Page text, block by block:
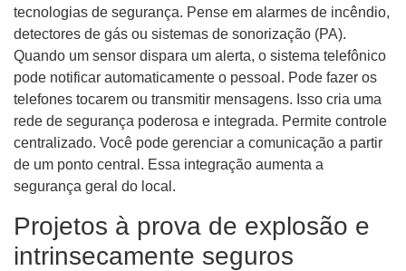
tecnologias de segurança. Pense em alarmes de incêndio,
detectores de gás ou sistemas de sonorização (PA).
Quando um sensor dispara um alerta, o sistema telefônico
pode notificar automaticamente o pessoal. Pode fazer os
telefones tocarem ou transmitir mensagens. Isso cria uma
rede de segurança poderosa e integrada. Permite controle
centralizado. Você pode gerenciar a comunicação a partir
de um ponto central. Essa integração aumenta a
segurança geral do local.
Projetos à prova de explosão e
intrinsecamente seguros